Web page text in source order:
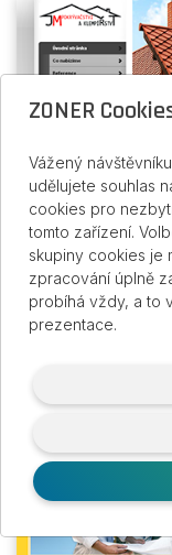
JM -
ZONER
Vážený
udělujete souhlas
cookies pro
tomto zařízení.
skupiny cookies je
zpracování úplně
probíhá vždy, a to
prezentace.